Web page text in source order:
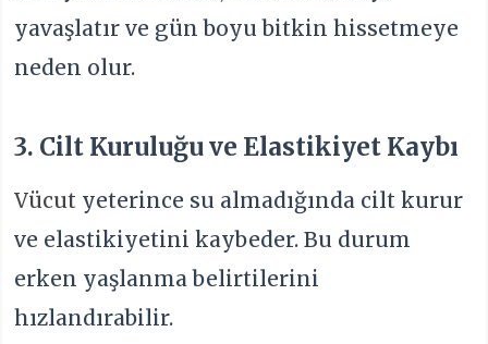
yavaşlatır ve gün boyu bitkin hissetmeye
neden olur.
3. Cilt Kuruluğu ve Elastikiyet Kaybı
Vücut yeterince su almadığında cilt kurur
ve elastikiyetini kaybeder. Bu durum
erken yaşlanma belirtilerini
hızlandırabilir.